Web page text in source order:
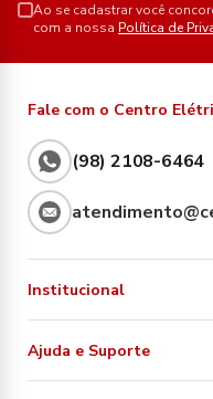
Ao se cadastrar você
com a nossa Política de
Fale com o Centro
(98) 2108-6464
Institucional
Ajuda e Suporte